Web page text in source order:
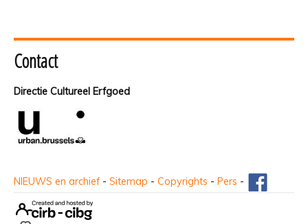
Contact
Directie Cultureel Erfgoed
NIEUWS en archief - Sitemap - Copyrights - Pers -